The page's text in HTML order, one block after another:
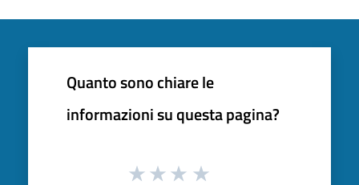
Quanto sono chiare le
informazioni su questa pagina?